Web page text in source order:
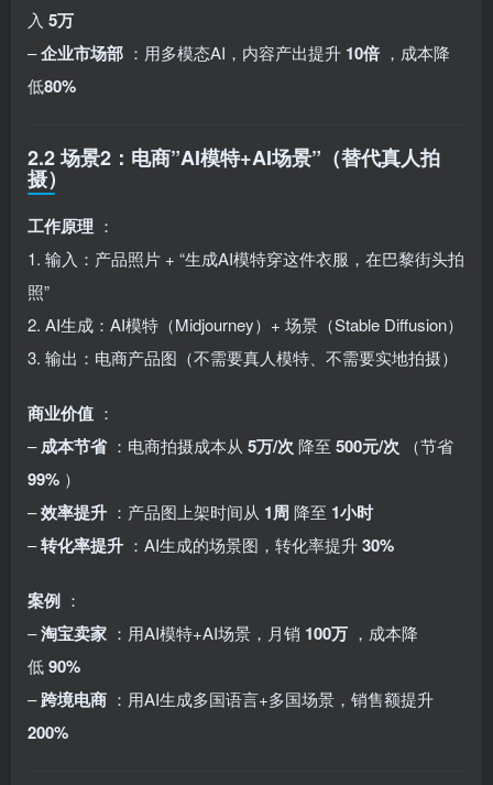
入 5万
–企业市场部 ：用多模态AI，内容产出提升 10倍 ，成本降
低80%
2.2 场景2：电商”AI模特+AI场景”（替代真人拍
摄）
工作原理 ：
1. 输入：产品照片 + “生成AI模特穿这件衣服，在巴黎街头拍
照”
2. AI生成：AI模特（Midjourney）+ 场景（Stable Diffusion）
3. 输出：电商产品图（不需要真人模特、不需要实地拍摄）
商业价值 ：
–成本节省 ：电商拍摄成本从 5万/次 降至 500元/次 （节省
99% ）
–效率提升 ：产品图上架时间从 1周降至 1小时
–转化率提升 ：AI生成的场景图，转化率提升30%
案例 ：
–淘宝卖家 ：用AI模特+AI场景，月销 100万 ，成本降
低90%
–跨境电商 ：用AI生成多国语言+多国场景，销售额提升
200%